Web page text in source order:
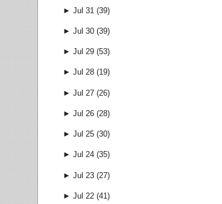
►Jul 31 (39)
►Jul 30 (39)
►Jul 29 (53)
►Jul 28 (19)
►Jul 27 (26)
►Jul 26 (28)
►Jul 25 (30)
►Jul 24 (35)
►Jul 23 (27)
►Jul 22 (41)